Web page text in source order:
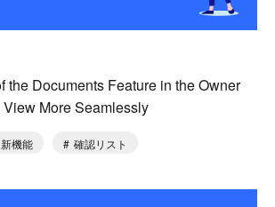
the Documents Feature in the Owner
More Seamlessly
機能 確認リスト